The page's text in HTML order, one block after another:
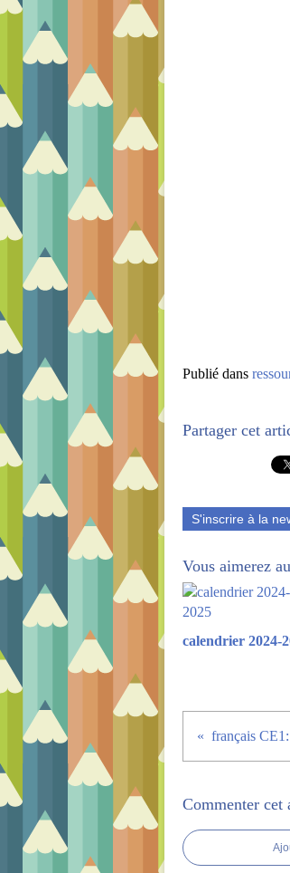
Publié dans
Partager cet
S'inscrire à la
Vous aimerez
calendrier 2024-
français
Commenter cet